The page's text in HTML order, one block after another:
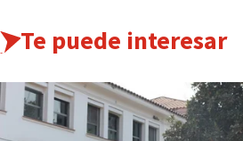
Te puede interesar